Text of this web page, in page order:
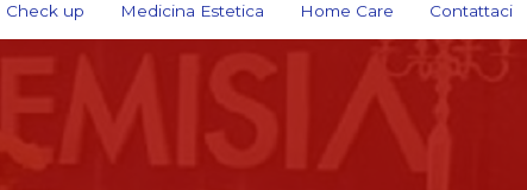
Check up Medicina Estetica Home Care Contattaci